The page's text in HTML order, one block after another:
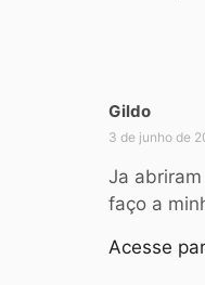
Gildo
i
s
e
3 de junho de
Ja abriram
faço a
Acesse